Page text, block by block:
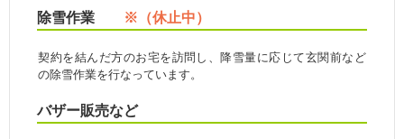
除雪作業 ※（休止中）
契約を結んだ方のお宅を訪問し、降雪量に応じて玄関前など
の除雪作業を行なっています。
バザー販売など